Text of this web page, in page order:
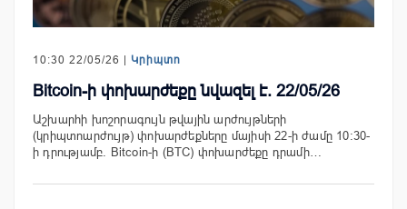
10:30 22/05/26 | Կրիպտո
Bitcoin-ի փոխարժեքը նվազել է. 22/05/26
Աշխարհի խոշորագույն թվային արժույթների
(կրիպտոարժույթ) փոխարժեքները մայիսի 22-ի ժամը 10:30-
ի դրությամբ. Bitcoin-ի (BTC) փոխարժեքը դրամի…